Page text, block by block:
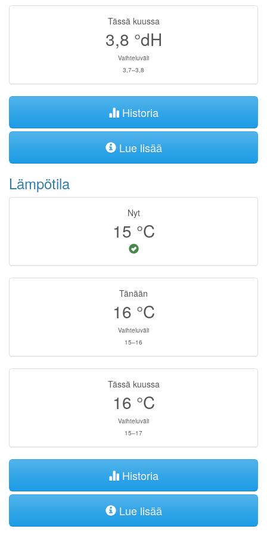
Tässä kuussa
3,8 °dH
Vaihteluväli
3,7–3,8
Historia
Lue lisää
Lämpötila
Nyt
15 °C
Tänään
16 °C
Vaihteluväli
15–16
Tässä kuussa
16 °C
Vaihteluväli
15–17
Historia
Lue lisää